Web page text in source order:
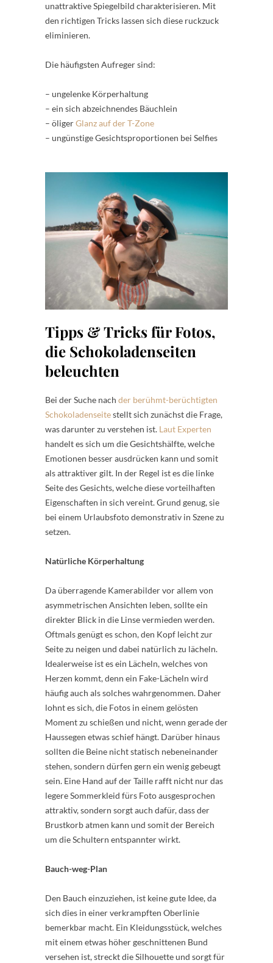
unattraktive Spiegelbild charakterisieren. Mit
den richtigen Tricks lassen sich diese ruckzuck
eliminieren.
Die häufigsten Aufreger sind:
– ungelenke Körperhaltung
– ein sich abzeichnendes Bäuchlein
– öligerGlanz auf der T-Zone
– ungünstige Gesichtsproportionen bei Selfies
Tipps & Tricks für Fotos,
die Schokoladenseiten
beleuchten
Bei der Suche nach der berühmt-berüchtigten
Schokoladenseitestellt sich zunächst die Frage,
was darunter zu verstehen ist. Laut Experten
handelt es sich um die Gesichtshälfte, welche
Emotionen besser ausdrücken kann und somit
als attraktiver gilt. In der Regel ist es die linke
Seite des Gesichts, welche diese vorteilhaften
Eigenschaften in sich vereint. Grund genug, sie
bei einem Urlaubsfoto demonstrativ in Szene zu
setzen.
Natürliche Körperhaltung
Da überragende Kamerabilder vor allem von
asymmetrischen Ansichten leben, sollte ein
direkter Blick in die Linse vermieden werden.
Oftmals genügt es schon, den Kopf leicht zur
Seite zu neigen und dabei natürlich zu lächeln.
Idealerweise ist es ein Lächeln, welches von
Herzen kommt, denn ein Fake-Lächeln wird
häufig auch als solches wahrgenommen. Daher
lohnt es sich, die Fotos in einem gelösten
Moment zu schießen und nicht, wenn gerade der
Haussegen etwas schief hängt. Darüber hinaus
sollten die Beine nicht statisch nebeneinander
stehen, sondern dürfen gern ein wenig gebeugt
sein. Eine Hand auf der Taille rafft nicht nur das
legere Sommerkleid fürs Foto ausgesprochen
attraktiv, sondern sorgt auch dafür, dass der
Brustkorb atmen kann und somit der Bereich
um die Schultern entspannter wirkt.
Bauch-weg-Plan
Den Bauch einzuziehen, ist keine gute Idee, da
sich dies in einer verkrampften Oberlinie
bemerkbar macht. Ein Kleidungsstück, welches
mit einem etwas höher geschnittenen Bund
versehen ist, streckt die Silhouette und sorgt für